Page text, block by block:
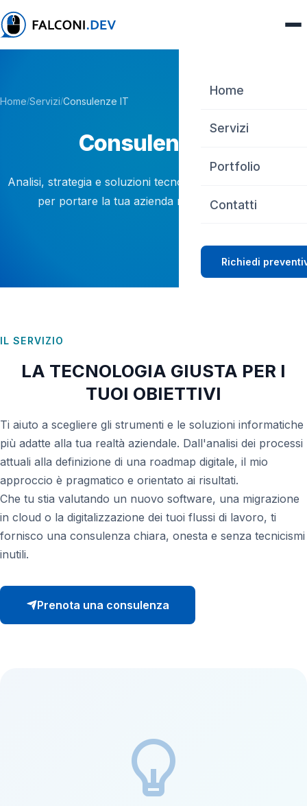
Home
Servizi
Web Design
Grafica
Portfolio
Contatti
Richiedi
Home/Servizi/Consulenze IT
Consulenze
Analisi, strategia e soluzioni tecnologiche personalizzate
per portare la tua azienda nel futuro digitale.
IL SERVIZIO
LA TECNOLOGIA GIUSTA PER I
TUOI OBIETTIVI
Ti aiuto a scegliere gli strumenti e le soluzioni informatiche
più adatte alla tua realtà aziendale. Dall'analisi dei processi
attuali alla definizione di una roadmap digitale, il mio
approccio è pragmatico e orientato ai risultati.
Che tu stia valutando un nuovo software, una migrazione
in cloud o la digitalizzazione dei tuoi flussi di lavoro, ti
fornisco una consulenza chiara, onesta e senza tecnicismi
inutili.
Prenota una consulenza